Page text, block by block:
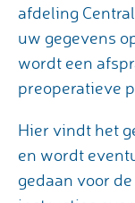
afdeling
uw gegevens
wordt een
preoperatieve
Hier vindt het
en wordt
gedaan voor